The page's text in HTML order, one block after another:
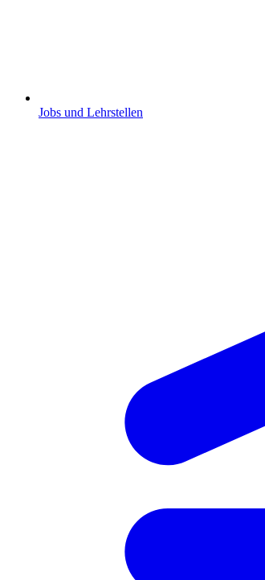
Jobs und Lehrstellen